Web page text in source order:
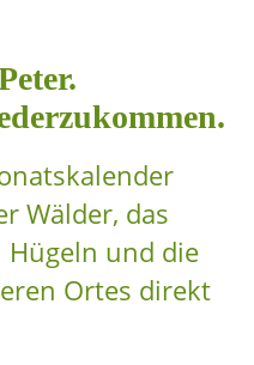
Wälder, das
Hügeln und die
Ortes direkt